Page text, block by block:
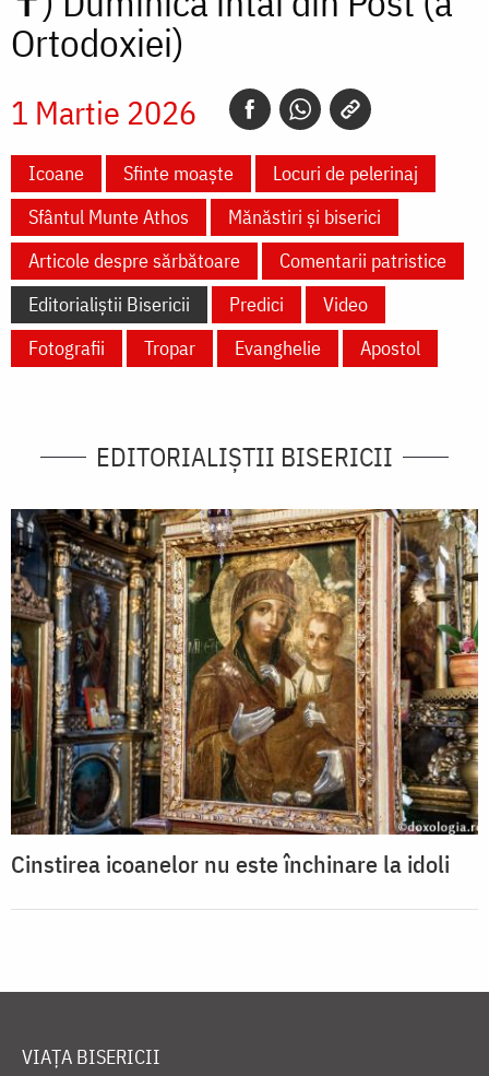
Ortodoxiei)
1 Martie 2026
Icoane Sfinte moaște
Locuri de pelerinaj
Sfântul Munte Athos
Mănăstiri și biserici
Articole despre sărbătoare
Comentarii patristice
Editorialiștii Bisericii
Predici
Video
Fotografii
Tropar Evanghelie Apostol
EDITORIALIȘTII BISERICII
Cinstirea icoanelor nu este închinare la idoli
VIAȚA BISERICII